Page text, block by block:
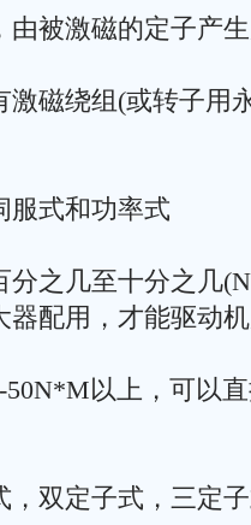
由被激磁的定子产
激磁绕组(或转子用
服式和功率式
分之几至十分之几
器配用，才能驱动
以上，可以
，双定子式，三定